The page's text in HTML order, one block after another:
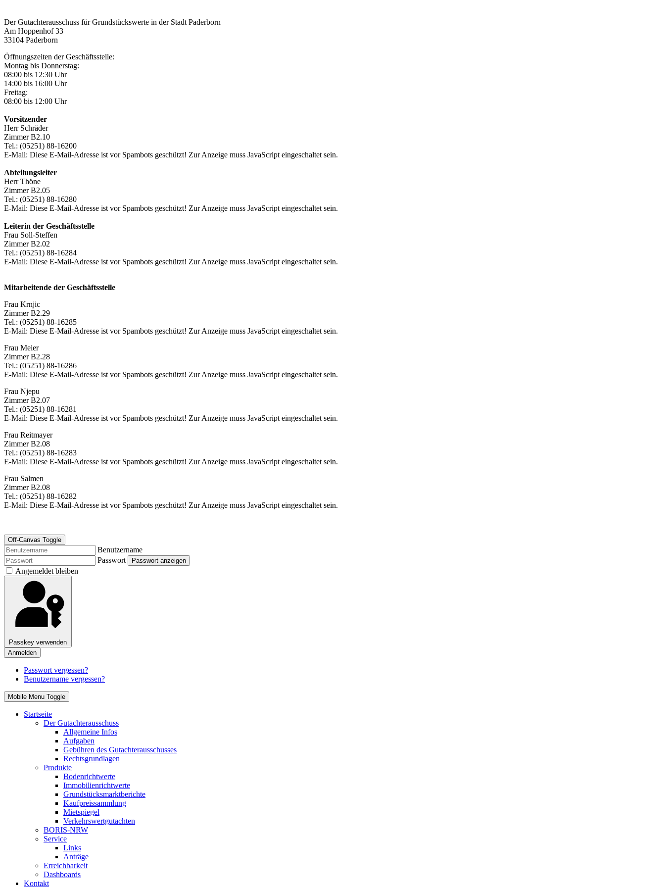
Der Gutachterausschuss für Grundstückswerte in der Stadt Paderborn
Am Hoppenhof 33
33104 Paderborn
Öffnungszeiten der Geschäftsstelle:
Montag bis Donnerstag:
08:00 bis 12:30 Uhr
14:00 bis 16:00 Uhr
Freitag:
08:00 bis 12:00 Uhr
Vorsitzender
Herr Schräder
Zimmer B2.10
Tel.: (05251) 88-16200
E-Mail: Diese E-Mail-Adresse ist vor Spambots geschützt! Zur Anzeige muss JavaScript eingeschaltet sein.
Abteilungsleiter
Herr Thöne
Zimmer B2.05
Tel.: (05251) 88-16280
E-Mail: Diese E-Mail-Adresse ist vor Spambots geschützt! Zur Anzeige muss JavaScript eingeschaltet sein.
Leiterin der Geschäftsstelle
Frau Soll-Steffen
Zimmer B2.02
Tel.: (05251) 88-16284
E-Mail: Diese E-Mail-Adresse ist vor Spambots geschützt! Zur Anzeige muss JavaScript eingeschaltet sein.
Mitarbeitende der Geschäftsstelle
Frau Krnjic
Zimmer B2.29
Tel.: (05251) 88-16285
E-Mail: Diese E-Mail-Adresse ist vor Spambots geschützt! Zur Anzeige muss JavaScript eingeschaltet sein.
Frau Meier
Zimmer B2.28
Tel.: (05251) 88-16286
E-Mail: Diese E-Mail-Adresse ist vor Spambots geschützt! Zur Anzeige muss JavaScript eingeschaltet sein.
Frau Njepu
Zimmer B2.07
Tel.: (05251) 88-16281
E-Mail: Diese E-Mail-Adresse ist vor Spambots geschützt! Zur Anzeige muss JavaScript eingeschaltet sein.
Frau Reitmayer
Zimmer B2.08
Tel.: (05251) 88-16283
E-Mail: Diese E-Mail-Adresse ist vor Spambots geschützt! Zur Anzeige muss JavaScript eingeschaltet sein.
Frau Salmen
Zimmer B2.08
Tel.: (05251) 88-16282
E-Mail: Diese E-Mail-Adresse ist vor Spambots geschützt! Zur Anzeige muss JavaScript eingeschaltet sein.
Off-Canvas Toggle
Benutzername
Passwort
Passwort anzeigen
Angemeldet bleiben
Passkey verwenden
Anmelden
Passwort vergessen?
Benutzername vergessen?
Mobile Menu Toggle
Startseite
Der Gutachterausschuss
Allgemeine Infos
Aufgaben
Gebühren des Gutachterausschusses
Rechtsgrundlagen
Produkte
Bodenrichtwerte
Immobilienrichtwerte
Grundstücksmarktberichte
Kaufpreissammlung
Mietspiegel
Verkehrswertgutachten
BORIS-NRW
Service
Links
Anträge
Erreichbarkeit
Dashboards
Kontakt